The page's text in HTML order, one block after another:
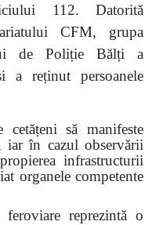
112. Datorită
CFM, grupa
de Poliție Bălți a
reținut persoanele
să manifeste
iar în cazul observării
infrastructurii
organele competente
feroviare reprezintă o